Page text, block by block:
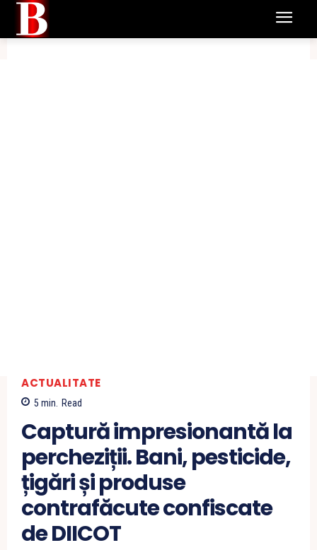
ACTUALITATE
5 min. Read
Captură impresionantă la
percheziții. Bani, pesticide,
țigări și produse
contrafăcute confiscate
de DIICOT